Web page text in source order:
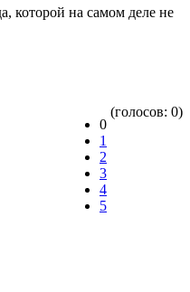
которой на самом деле не
0
1
2
3
4
5
(голосов: 0)